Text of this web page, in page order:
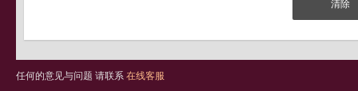
任何的意见与问题 请联系 在线客服